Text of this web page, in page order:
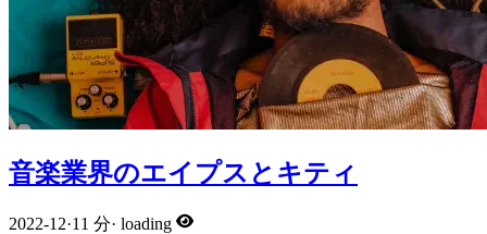
音楽業界のエイプスとキティ
2022-12·11 分· loading